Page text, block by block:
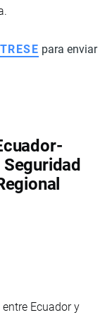
para enviar
Ecuador y